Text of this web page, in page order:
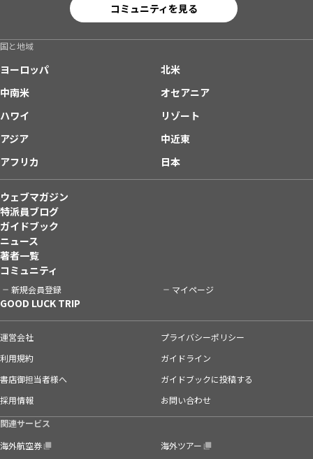
コミュニティを見る
国と地域
ヨーロッパ
北米
中南米
オセアニア
ハワイ
リゾート
アジア
中近東
アフリカ
日本
ウェブマガジン
特派員ブログ
ガイドブック
ニュース
著者一覧
コミュニティ
新規会員登録 マイページ
GOOD LUCK TRIP
運営会社
プライバシーポリシー
利用規約
ガイドライン
書店御担当者様へ
ガイドブックに投稿する
採用情報
お問い合わせ
関連サービス
海外航空券
海外ツアー